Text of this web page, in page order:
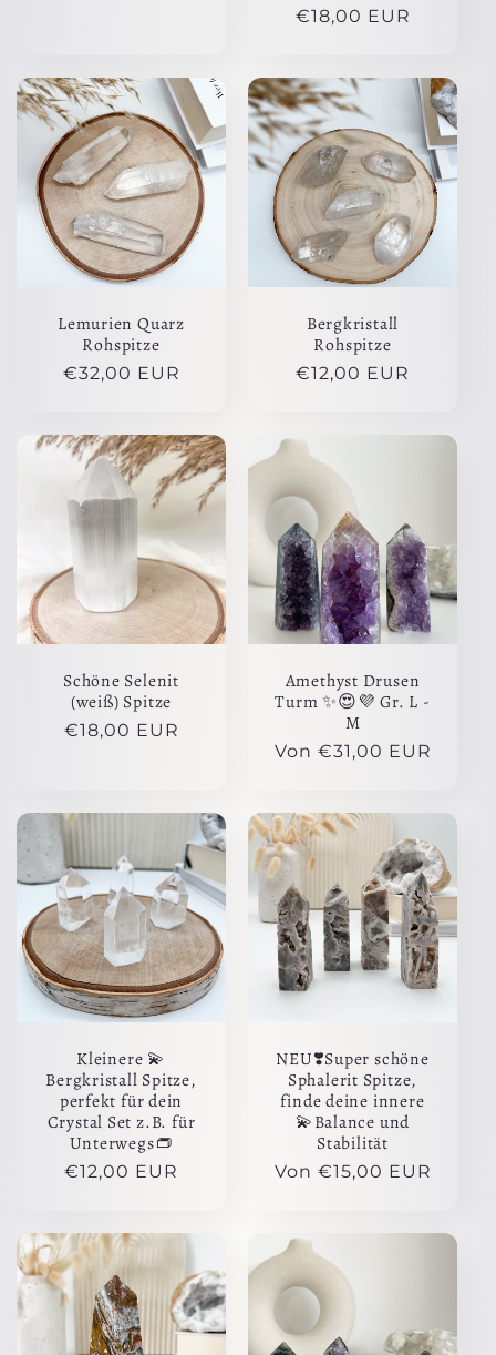
Normaler
€18,00 EUR
Lemurien Quarz
Rohspitze
Normaler
€32,00 EUR
Bergkristall
Rohspitze
Normaler
€12,00 EUR
Schöne Selenit
(weiß) Spitze
Normaler
€18,00 EUR
Amethyst Drusen
Turm ✨😍💜 Gr. L -
M
Normaler
Von €31,00 EUR
Kleinere 💫
Bergkristall Spitze,
perfekt für dein
Crystal Set z.B. für
Unterwegs👝
Normaler
€12,00 EUR
NEU❣️Super schöne
Sphalerit Spitze,
finde deine innere
💫Balance und
Stabilität
Normaler
Von €15,00 EUR